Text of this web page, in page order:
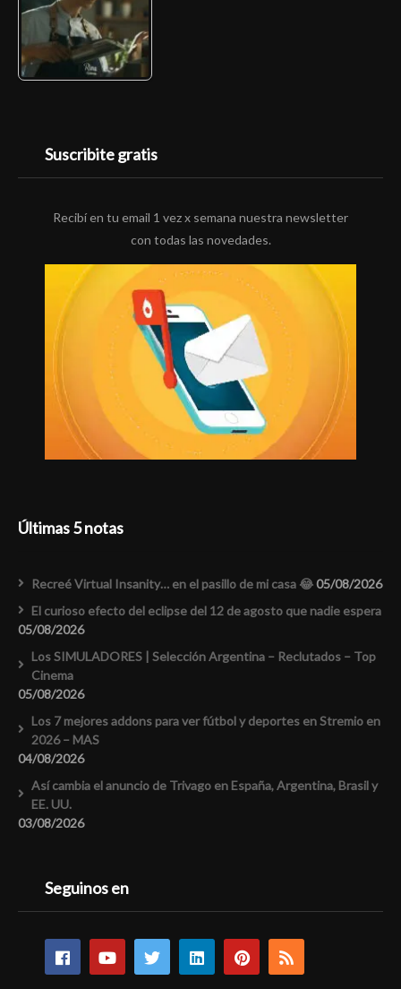
Suscribite gratis
Recibí en tu email 1 vez x semana nuestra newsletter
con todas las novedades.
Últimas 5 notas
Recreé Virtual Insanity… en el pasillo de mi casa 😂05/08/2026
El curioso efecto del eclipse del 12 de agosto que nadie espera
05/08/2026
Los SIMULADORES | Selección Argentina – Reclutados – Top
Cinema
05/08/2026
Los 7 mejores addons para ver fútbol y deportes en Stremio en
2026 – MAS
04/08/2026
Así cambia el anuncio de Trivago en España, Argentina, Brasil y
EE. UU.
03/08/2026
Seguinos en